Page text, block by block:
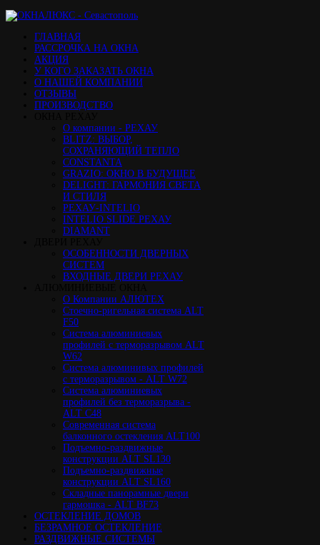
ГЛАВНАЯ
РАССРОЧКА НА ОКНА
АКЦИЯ
У КОГО ЗАКАЗАТЬ ОКНА
О НАШЕЙ КОМПАНИИ
ОТЗЫВЫ
ПРОИЗВОДСТВО
О компании - РЕХАУ
BLITZ: ВЫБОР,
СОХРАНЯЮЩИЙ ТЕПЛО
CONSTANTA
GRAZIO: ОКНО В БУДУЩЕЕ
DELIGHT: ГАРМОНИЯ СВЕТА
И СТИЛЯ
РЕХАУ-INTELIO
INTELIO SLIDE РЕХАУ
DIAMANT
ОСОБЕННОСТИ ДВЕРНЫХ
СИСТЕМ
ВХОДНЫЕ ДВЕРИ РЕХАУ
О Компании АЛЮТЕХ
Стоечно-ригельная система ALT
F50
Cистема алюминиевых
профилей с терморазрывом ALT
W62
Система алюминивых профилей
с терморазрывом - ALT W72
Cистема алюминиевых
профилей без терморазрыва -
ALT C48
Cовременная система
балконного остекления ALT100
Подъемно-раздвижные
конструкции ALT SL130
Подъемно-раздвижные
конструкции ALT SL160
Cкладные панорамные двери
гармошка - ALT BF73
ОСТЕКЛЕНИЕ ДОМОВ
БЕЗРАМНОЕ ОСТЕКЛЕНИЕ
РАЗДВИЖНЫЕ СИСТЕМЫ